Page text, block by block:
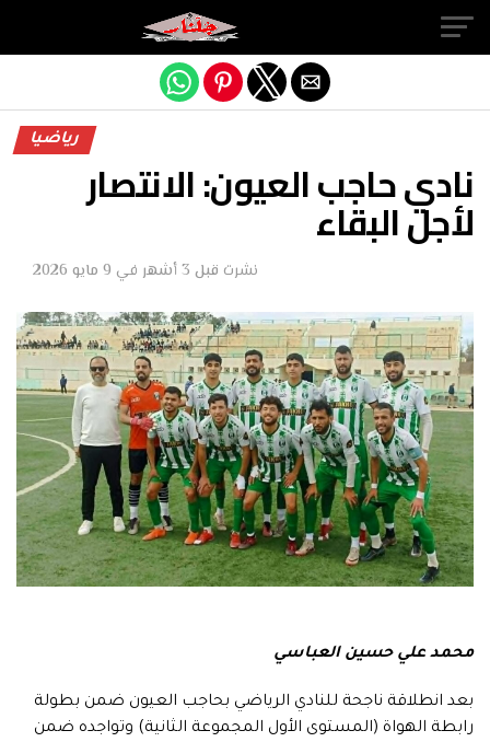
رياضيا
نادي حاجب العيون: الانتصار
لأجل البقاء
نشرت قبل 3 أشهر في 9 مايو 2026
محمد علي حسين العباسي
بعد انطلاقة ناجحة للنادي الرياضي بحاجب العيون ضمن بطولة
رابطة الهواة (المستوى الأول المجموعة الثانية) وتواجده ضمن
Exit mobile version